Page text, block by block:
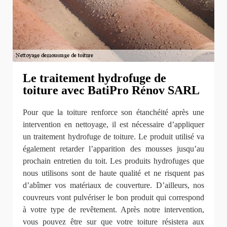
Le traitement hydrofuge de
toiture avec BatiPro Rénov SARL
Pour que la toiture renforce son étanchéité après une
intervention en nettoyage, il est nécessaire d’appliquer
un traitement hydrofuge de toiture. Le produit utilisé va
également retarder l’apparition des mousses jusqu’au
prochain entretien du toit. Les produits hydrofuges que
nous utilisons sont de haute qualité et ne risquent pas
d’abîmer vos matériaux de couverture. D’ailleurs, nos
couvreurs vont pulvériser le bon produit qui correspond
à votre type de revêtement. Après notre intervention,
vous pouvez être sur que votre toiture résistera aux